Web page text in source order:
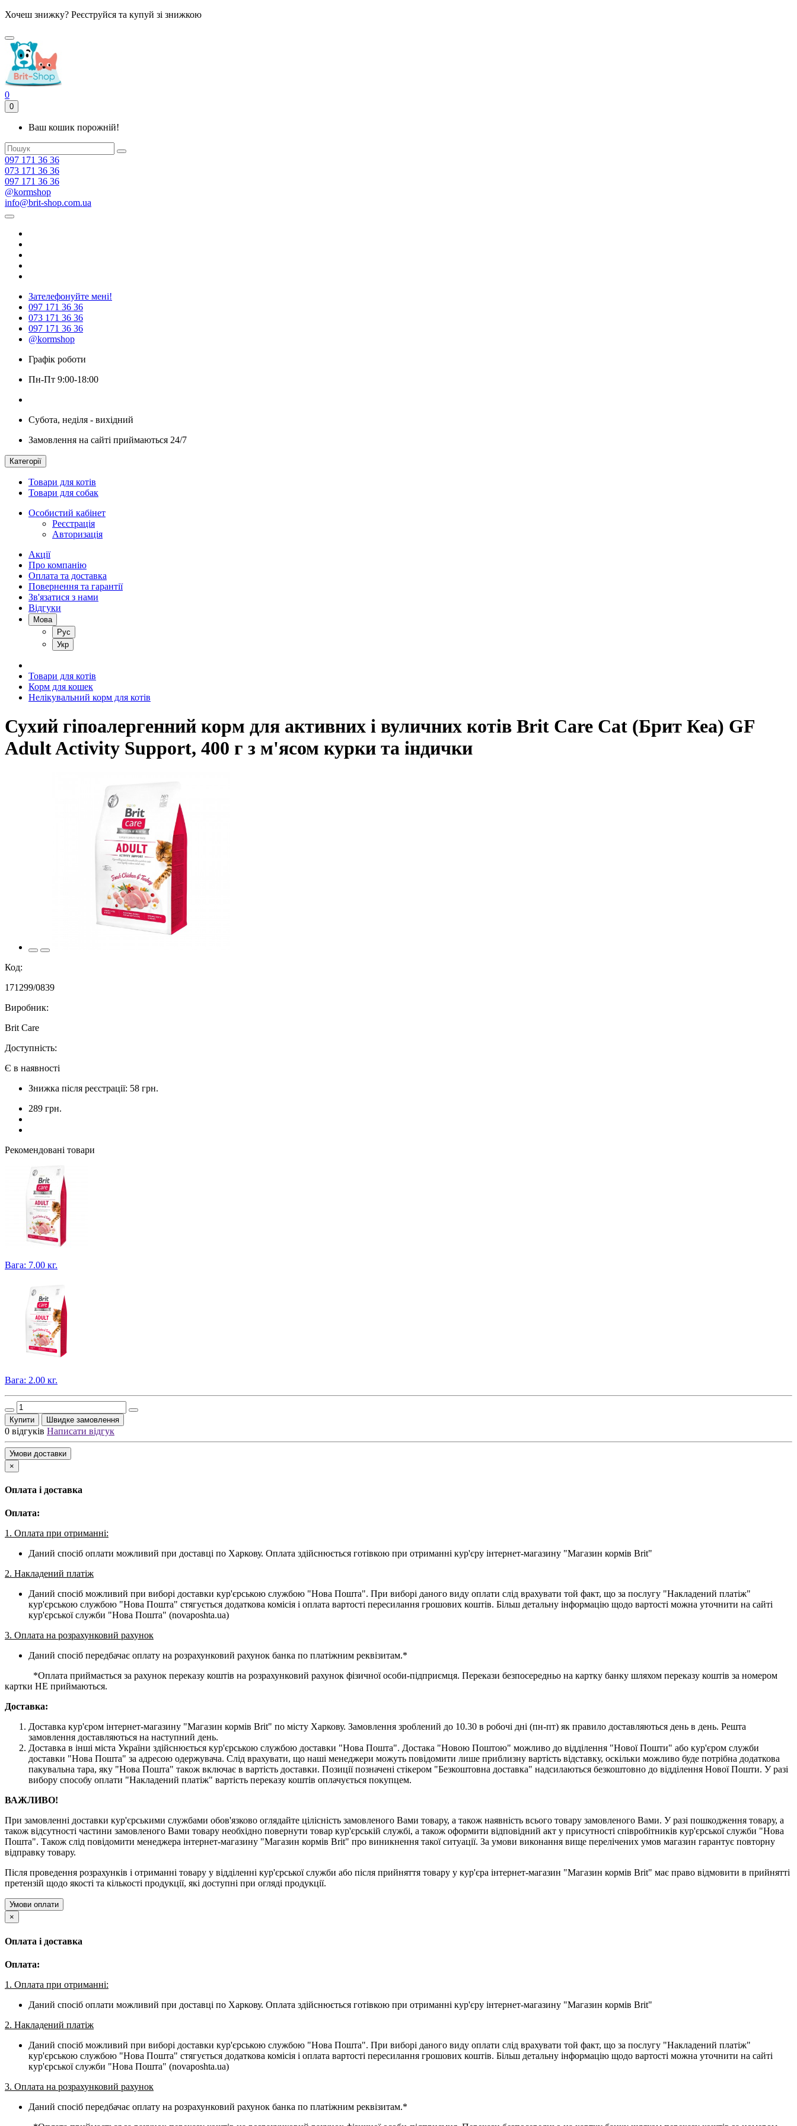
Хочеш знижку? Реєструйся та купуй зі знижкою
0
0
Ваш кошик порожній!
097 171 36 36
073 171 36 36
097 171 36 36
@kormshop
info@brit-shop.com.ua
Зателефонуйте мені!
097 171 36 36
073 171 36 36
097 171 36 36
@kormshop
Графік роботи
Пн-Пт 9:00-18:00
Субота, неділя - вихідний
Замовлення на сайті приймаються 24/7
Категорії
Товари для котів
Товари для собак
Особистий кабінет
Реєстрація
Авторизація
Акції
Про компанію
Оплата та доставка
Повернення та гарантії
Зв'язатися з нами
Відгуки
Мова
Рус
Укр
Товари для котів
Корм для кошек
Нелікувальний корм для котів
Сухий гіпоалергенний корм для активних і вуличних котів Brit Care Cat (Брит Кеа) GF
Adult Activity Support, 400 г з м'ясом курки та індички
Код:
171299/0839
Виробник:
Brit Care
Доступність:
Є в наявності
Знижка після реєстрації: 58 грн.
289 грн.
Рекомендовані товари
Вага: 7.00 кг.
Вага: 2.00 кг.
Купити Швидке замовлення
0 відгуків Написати відгук
Умови доставки
×
Оплата і доставка
Оплата:
1. Оплата при отриманні:
Даний спосіб оплати можливий при доставці по Харкову. Оплата здійснюється готівкою при отриманні кур'єру інтернет-магазину "Магазин кормів Brit"
2. Накладений платіж
Даний спосіб можливий при виборі доставки кур'єрською службою "Нова Пошта". При виборі даного виду оплати слід врахувати той факт, що за послугу "Накладений платіж"
кур'єрською службою "Нова Пошта" стягується додаткова комісія і оплата вартості пересилання грошових коштів. Більш детальну інформацію щодо вартості можна уточнити на сайті
кур'єрської служби "Нова Пошта" (novaposhta.ua)
3. Оплата на розрахунковий рахунок
Даний спосіб передбачає оплату на розрахунковий рахунок банка по платіжним реквізитам.*
*Оплата приймається за рахунок переказу коштів на розрахунковий рахунок фізичної особи-підприємця. Перекази безпосередньо на картку банку шляхом переказу коштів за номером
картки НЕ приймаються.
Доставка:
Доставка кур'єром інтернет-магазину "Магазин кормів Brit" по місту Харкову. Замовлення зроблений до 10.30 в робочі дні (пн-пт) як правило доставляються день в день. Решта
замовлення доставляються на наступний день.
Доставка в інші міста України здійснюється кур'єрською службою доставки "Нова Пошта". Достака "Новою Поштою" можливо до відділення "Нової Пошти" або кур'єром служби
доставки "Нова Пошта" за адресою одержувача. Слід врахувати, що наші менеджери можуть повідомити лише приблизну вартість відставку, оскільки можливо буде потрібна додаткова
пакувальна тара, яку "Нова Пошта" також включає в вартість доставки. Позиції позначені стікером "Безкоштовна доставка" надсилаються безкоштовно до відділення Нової Пошти. У разі
вибору способу оплати "Накладений платіж" вартість переказу коштів оплачується покупцем.
ВАЖЛИВО!
При замовленні доставки кур'єрськими службами обов'язково оглядайте цілісність замовленого Вами товару, а також наявність всього товару замовленого Вами. У разі пошкодження товару, а
також відсутності частини замовленого Вами товару необхідно повернути товар кур'єрській службі, а також оформити відповідний акт у присутності співробітників кур'єрської служби "Нова
Пошта". Також слід повідомити менеджера інтернет-магазину "Магазин кормів Brit" про виникнення такої ситуації. За умови виконання вище перелічених умов магазин гарантує повторну
відправку товару.
Після проведення розрахунків і отриманні товару у відділенні кур'єрської служби або після прийняття товару у кур'єра інтернет-магазин "Магазин кормів Brit" має право відмовити в прийнятті
претензій щодо якості та кількості продукції, які доступні при огляді продукції.
Умови оплати
×
Оплата і доставка
Оплата:
1. Оплата при отриманні:
Даний спосіб оплати можливий при доставці по Харкову. Оплата здійснюється готівкою при отриманні кур'єру інтернет-магазину "Магазин кормів Brit"
2. Накладений платіж
Даний спосіб можливий при виборі доставки кур'єрською службою "Нова Пошта". При виборі даного виду оплати слід врахувати той факт, що за послугу "Накладений платіж"
кур'єрською службою "Нова Пошта" стягується додаткова комісія і оплата вартості пересилання грошових коштів. Більш детальну інформацію щодо вартості можна уточнити на сайті
кур'єрської служби "Нова Пошта" (novaposhta.ua)
3. Оплата на розрахунковий рахунок
Даний спосіб передбачає оплату на розрахунковий рахунок банка по платіжним реквізитам.*